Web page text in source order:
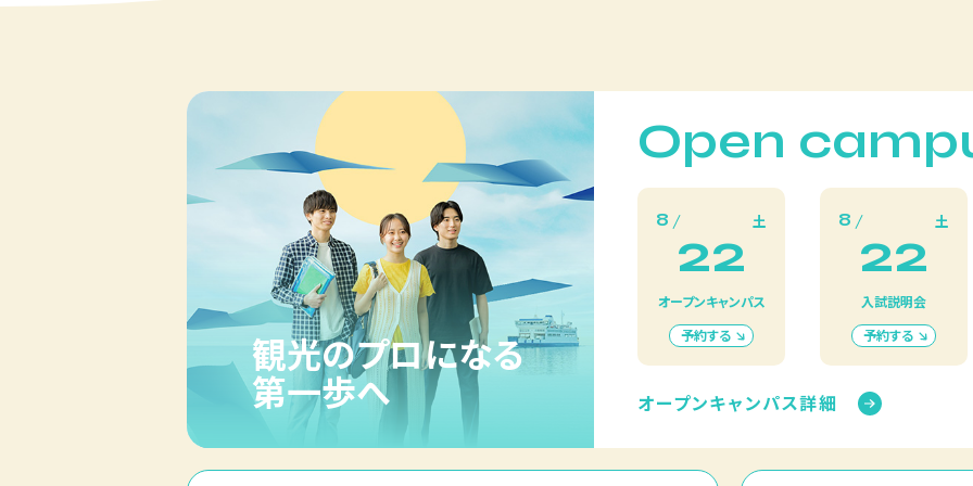
観光のプロになる
第一歩へ
Open
8 土
22
オープンキャンパス
予約する
8 土
22
入試説明会
予約する
オープンキャンパス詳細